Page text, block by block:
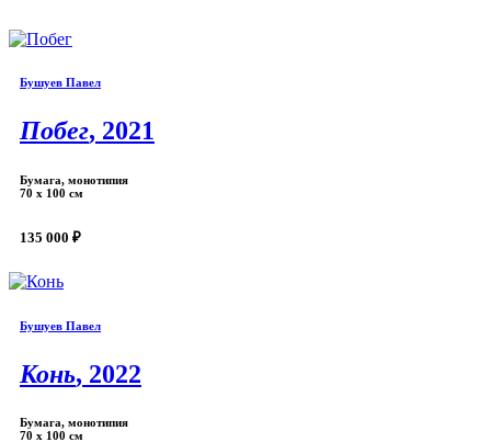
Бушуев Павел
Побег, 2021
Бумага, монотипия
70 х 100 см
135 000 ₽
Бушуев Павел
Конь, 2022
Бумага, монотипия
70 х 100 см